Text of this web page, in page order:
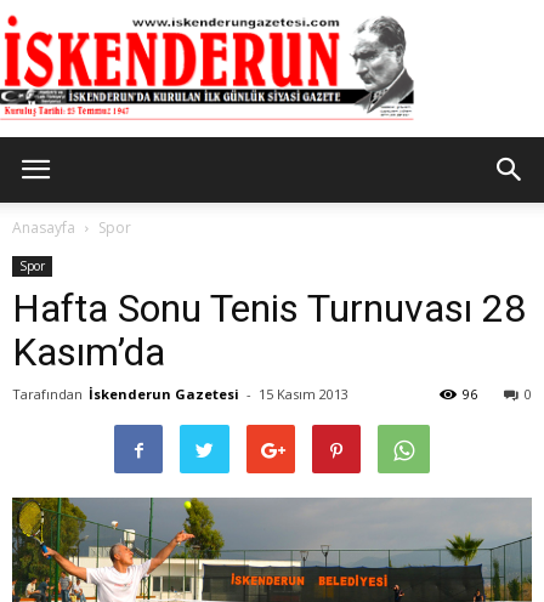
Gazetesi
Anasayfa Spor
Spor
Hafta Sonu Tenis Turnuvası 28
Kasım’da
Tarafından İskenderun Gazetesi - 15 Kasım 2013 0
96